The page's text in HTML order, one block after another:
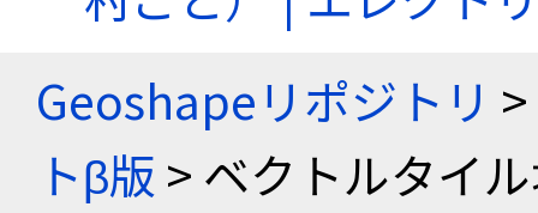
Geoshapeリポジトリ >
トβ版 > ベクトルタイ